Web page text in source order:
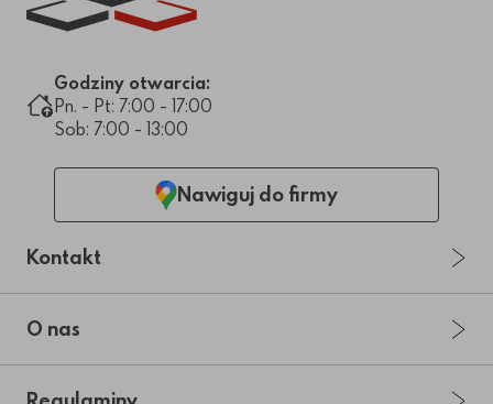
Godziny otwarcia:
Pn. - Pt: 7:00 - 17:00
Sob: 7:00 - 13:00
Nawiguj do firmy
Kontakt
O nas